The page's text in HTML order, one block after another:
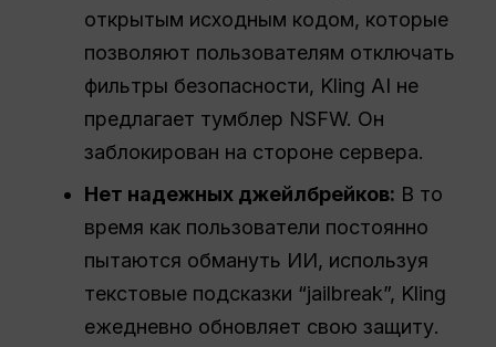
открытым исходным кодом, которые
позволяют пользователям отключать
фильтры безопасности, Kling AI не
предлагает тумблер NSFW. Он
заблокирован на стороне сервера.
Нет надежных джейлбрейков: В то
время как пользователи постоянно
пытаются обмануть ИИ, используя
текстовые подсказки “jailbreak”, Kling
ежедневно обновляет свою защиту.